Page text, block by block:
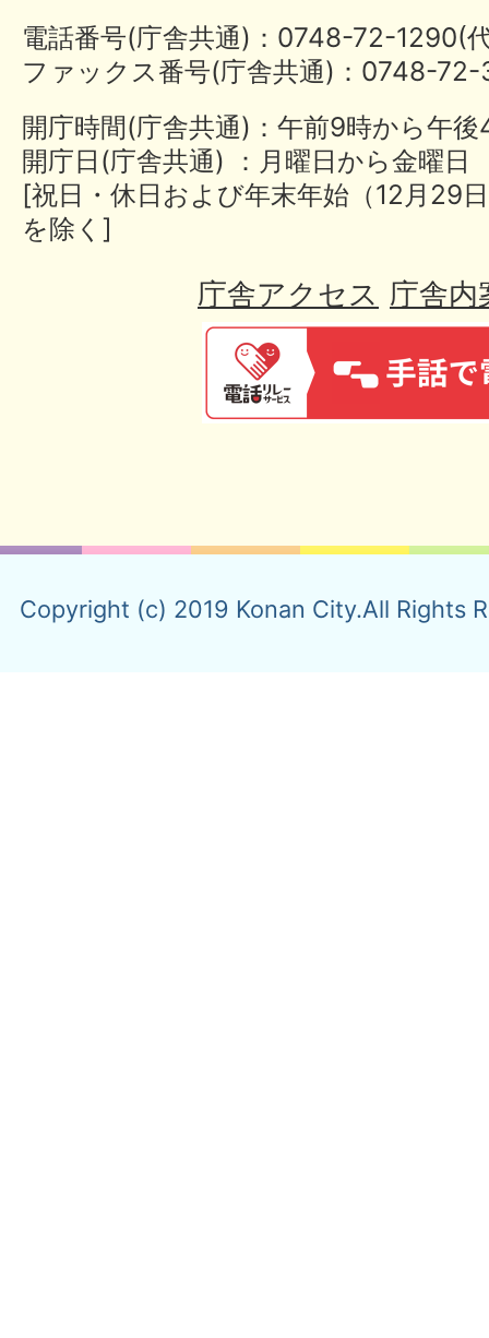
電話番号(庁舎共通)：0748-72-
ファックス番号(庁舎共通)：0748-
開庁時間(庁舎共通)：午前9時から午
開庁日(庁舎共通) ：月曜日から金曜日
[祝日・休日および年末年始（12月29
を除く]
庁舎アクセス 庁舎内
Copyright (c) 2019 Konan City.All Rights